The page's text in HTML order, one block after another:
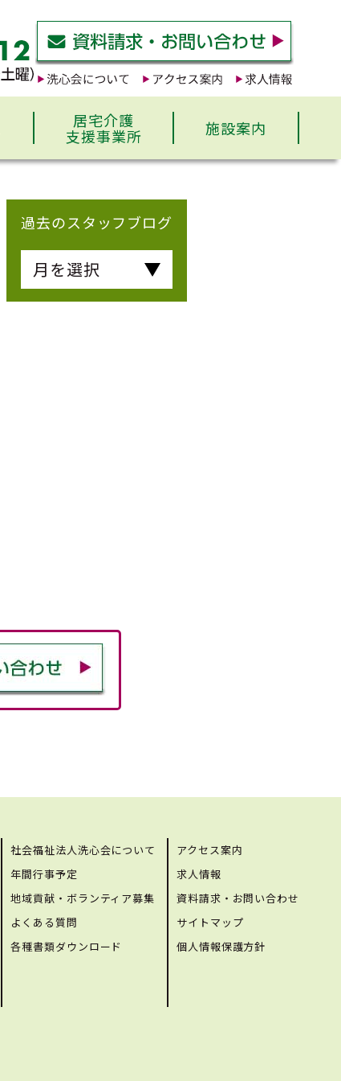
居宅介護
支援事業所 施設案内
過去のスタッフブログ
月を選択
社会福祉法人洗心会について
年間行事予定
地域貢献・ボランティア募集
よくある質問
各種書類ダウンロード
アクセス案内
求人情報
資料請求・お問い合わせ
サイトマップ
個人情報保護方針